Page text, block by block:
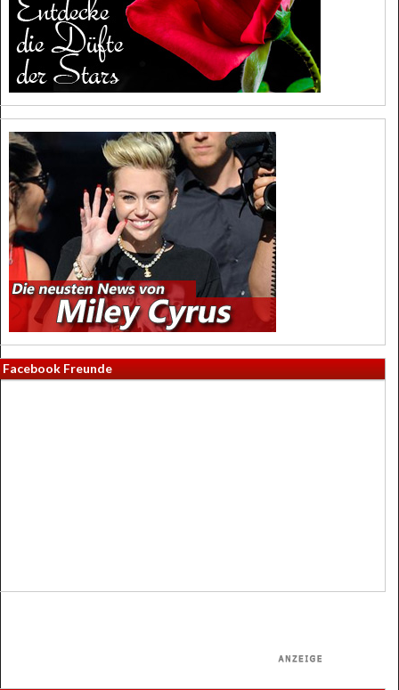
Facebook Freunde